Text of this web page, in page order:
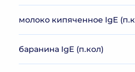
молоко кипяченное IgE
баранина IgE (п.кол)